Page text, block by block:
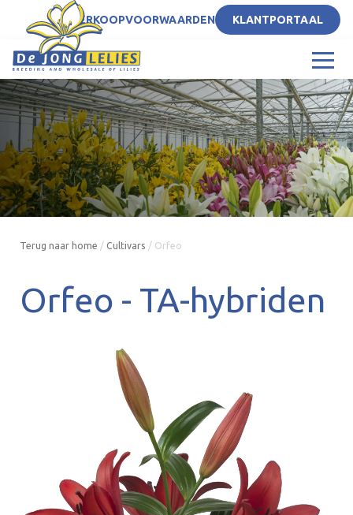
NLVERKOOPVOORWAARDEN KLANTPORTAAL
Terug naar home / Cultivars / Orfeo
Orfeo - TA-hybriden